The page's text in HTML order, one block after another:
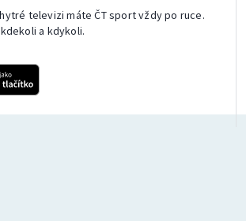
televizi máte ČT sport vždy po ruce.
a kdykoli.